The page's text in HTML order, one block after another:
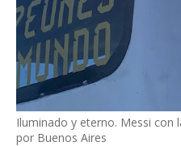
Iluminado y eterno. Messi con
por Buenos Aires